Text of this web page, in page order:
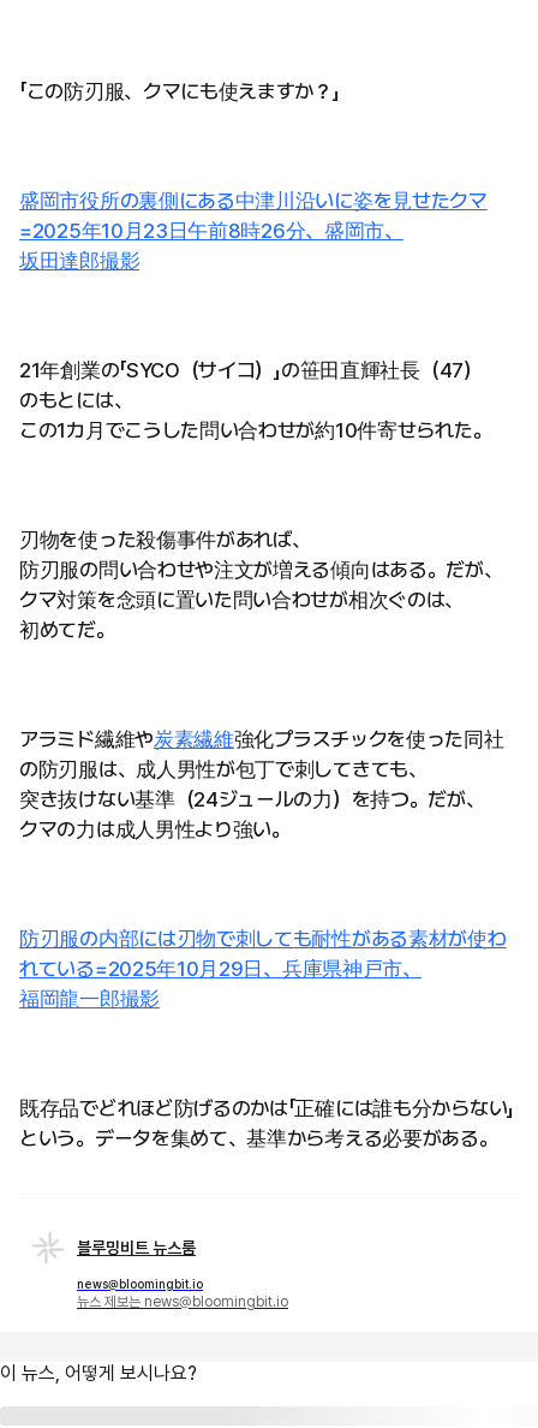
「この防刃服、クマにも使えますか？」
盛岡市役所の裏側にある中津川沿いに姿を見せたクマ
=2025年10月23日午前8時26分、盛岡市、
坂田達郎撮影
21年創業の「SYCO（サイコ）」の笹田直輝社長（47）
のもとには、
この1カ月でこうした問い合わせが約10件寄せられた。
刃物を使った殺傷事件があれば、
防刃服の問い合わせや注文が増える傾向はある。だが、
クマ対策を念頭に置いた問い合わせが相次ぐのは、
初めてだ。
アラミド繊維や炭素繊維強化プラスチックを使った同社
の防刃服は、成人男性が包丁で刺してきても、
突き抜けない基準（24ジュールの力）を持つ。だが、
クマの力は成人男性より強い。
防刃服の内部には刃物で刺しても耐性がある素材が使わ
れている=2025年10月29日、兵庫県神戸市、
福岡龍一郎撮影
既存品でどれほど防げるのかは「正確には誰も分からない」
という。データを集めて、基準から考える必要がある。
블루밍비트 뉴스룸
news@bloomingbit.io
뉴스 제보는 news@bloomingbit.io
이 뉴스, 어떻게 보시나요?